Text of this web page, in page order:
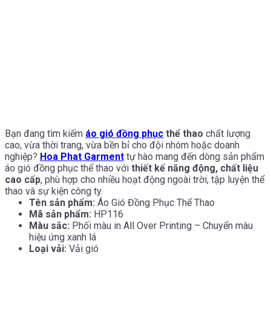
Bạn đang tìm kiếm áo gió đồng phục thể thao chất lượng
cao, vừa thời trang, vừa bền bỉ cho đội nhóm hoặc doanh
nghiệp? Hoa Phat Garment tự hào mang đến dòng sản phẩm
áo gió đồng phục thể thao với thiết kế năng động, chất liệu
cao cấp, phù hợp cho nhiều hoạt động ngoài trời, tập luyện thể
thao và sự kiện công ty.
Tên sản phẩm: Áo Gió Đồng Phục Thể Thao
Mã sản phẩm: HP116
Màu sắc: Phối màu in All Over Printing – Chuyển màu
hiệu ứng xanh lá
Loại vải: Vải gió